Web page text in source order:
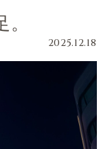
2025.12.18